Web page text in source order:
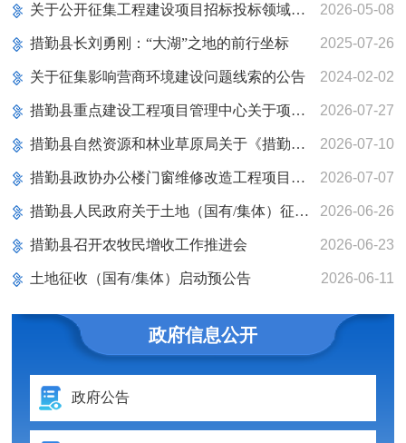
关于公开征集工程建设项目招标投标领域违法违规问题线索的公告 2026-05-08
措勤县长刘勇刚：“大湖”之地的前行坐标 2025-07-26
关于征集影响营商环境建设问题线索的公告 2024-02-02
措勤县重点建设工程项目管理中心关于项目相关服务单位发包的通告 2026-07-27
措勤县自然资源和林业草原局关于《措勤县国土空间总体规划动态维护方案（2026年度）》的公示 2026-07-10
措勤县政协办公楼门窗维修改造工程项目二次发包公告 2026-07-07
措勤县人民政府关于土地（国有/集体）征地安置补偿的公告 2026-06-26
措勤县召开农牧民增收工作推进会 2026-06-23
土地征收（国有/集体）启动预公告 2026-06-11
政府信息公开
政府公告